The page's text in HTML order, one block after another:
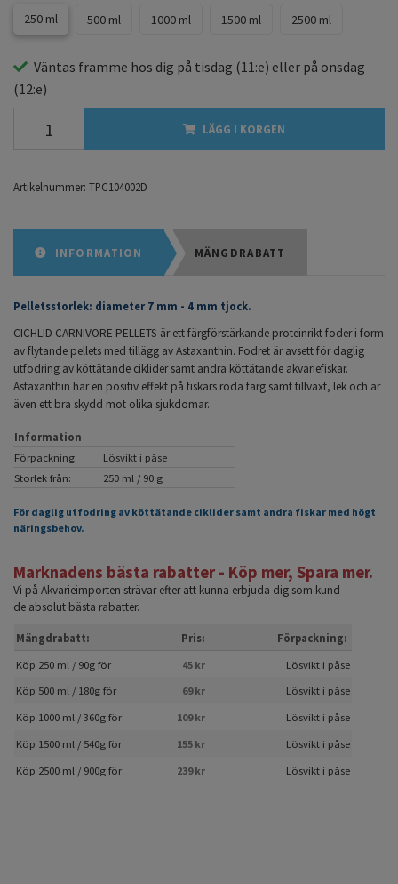
250 ml 500 ml 1000 ml 1500 ml 2500 ml
Väntas framme hos dig på tisdag (11:e) eller på onsdag
(12:e)
LÄGG I KORGEN
Artikelnummer: TPC104002D
INFORMATION MÄNGDRABATT
Pelletsstorlek: diameter 7 mm - 4 mm tjock.
CICHLID CARNIVORE PELLETS är ett färgförstärkande proteinrikt foder i form
av flytande pellets med tillägg av Astaxanthin. Fodret är avsett för daglig
utfodring av köttätande ciklider samt andra köttätande akvariefiskar.
Astaxanthin har en positiv effekt på fiskars röda färg samt tillväxt, lek och är
även ett bra skydd mot olika sjukdomar.
Information
Förpackning:
Lösvikt i påse
Storlek från:
250 ml / 90 g
För daglig utfodring av köttätande ciklider samt andra fiskar med högt
näringsbehov.
Marknadens bästa rabatter - Köp mer, Spara mer.
Vi på Akvarieimporten strävar efter att kunna erbjuda dig som kund
de absolut bästa rabatter.
Mängdrabatt: Pris:
Förpackning:
Köp 250 ml / 90g för
45 kr
Lösvikt i påse
Köp 500 ml / 180g för
69 kr
Lösvikt i påse
Köp 1000 ml / 360g för
109 kr
Lösvikt i påse
Köp 1500 ml / 540g för
155 kr
Lösvikt i påse
Köp 2500 ml / 900g för
239 kr Lösvikt i påse